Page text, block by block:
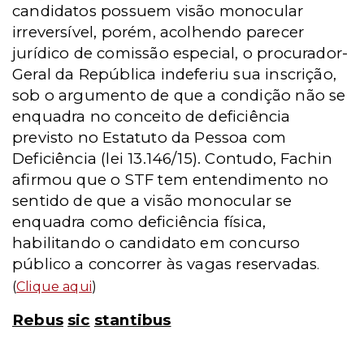
candidatos possuem visão monocular
irreversível, porém, acolhendo parecer
jurídico de comissão especial, o procurador-
Geral da República indeferiu sua inscrição,
sob o argumento de que a condição não se
enquadra no conceito de deficiência
previsto no Estatuto da Pessoa com
Deficiência (lei 13.146/15). Contudo, Fachin
afirmou que o STF tem entendimento no
sentido de que a visão monocular se
enquadra como deficiência física,
habilitando o candidato em concurso
público a concorrer às vagas reservadas.
(Clique aqui)
Rebus sic stantibus